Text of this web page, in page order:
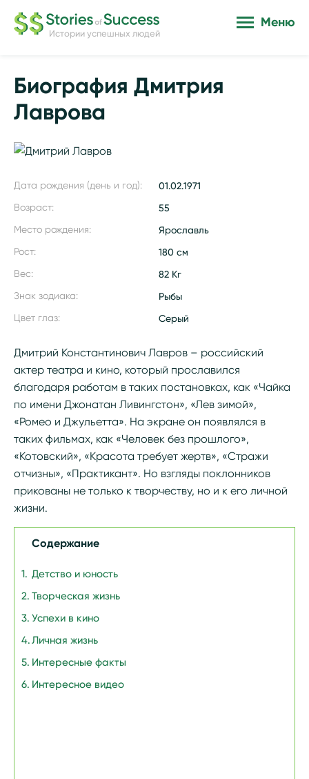
Истории успешных людей
Меню
Биография Дмитрия
Лаврова
Дата рождения (день и год): 01.02.1971
Возраст: 55
Место рождения: Ярославль
Рост: 180 см
Вес: 82 Кг
Знак зодиака: Рыбы
Цвет глаз: Серый
Дмитрий Константинович Лавров – российский
актер театра и кино, который прославился
благодаря работам в таких постановках, как «Чайка
по имени Джонатан Ливингстон», «Лев зимой»,
«Ромео и Джульетта». На экране он появлялся в
таких фильмах, как «Человек без прошлого»,
«Котовский», «Красота требует жертв», «Стражи
отчизны», «Практикант». Но взгляды поклонников
прикованы не только к творчеству, но и к его личной
жизни.
Содержание
Детство и юность
Творческая жизнь
Успехи в кино
Личная жизнь
Интересные факты
Интересное видео